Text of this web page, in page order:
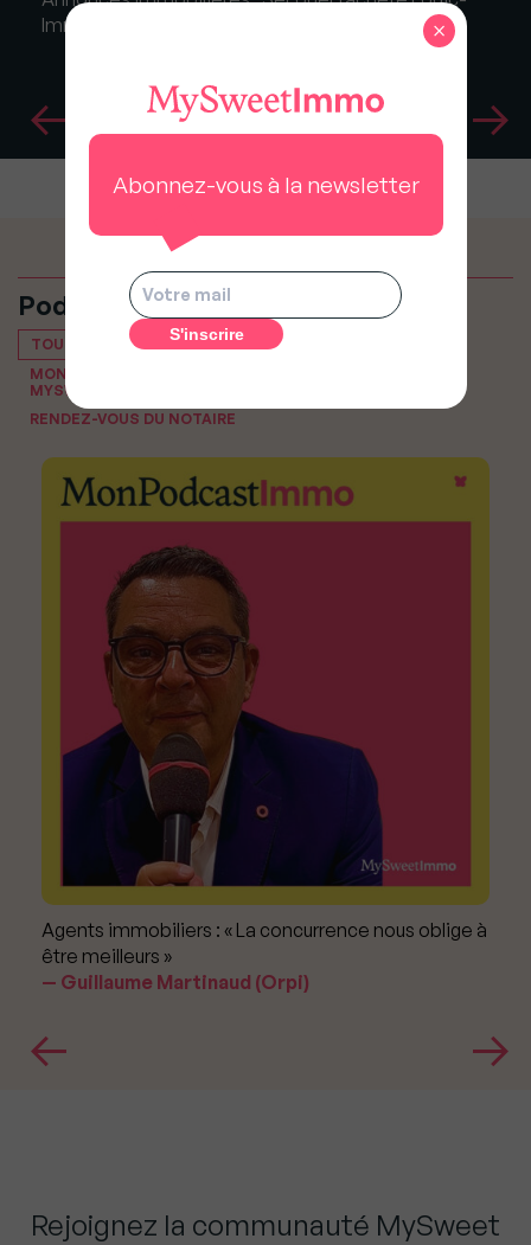
Immo
Podcasts
TOUT VOIR
MON PODCAST IMMO, LE PODCAST IMMOBILIER DE
MYSWEETIMMO
RENDEZ-VOUS DU NOTAIRE
Agents immobiliers : « La concurrence nous oblige à
être meilleurs »
Guillaume Martinaud (Orpi)
Rejoignez la communauté MySweet
Abonnez-vous à la newsletter
×